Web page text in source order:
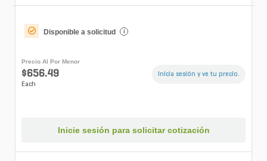
Disponible a solicitud i
Precio Al Por Menor
$656.49
Each
Inicia sesión y ve tu precio.
Inicie sesión para solicitar cotización